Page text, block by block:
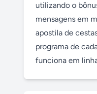
utilizando o
mensagens em
apostila de
programa de
funciona em